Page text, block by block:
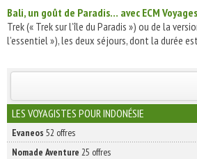
Bali, un goût de Paradis… avec ECM Voyages
Trek (« Trek sur l’île du Paradis ») ou de la
l’essentiel »), les deux séjours, dont la durée
INSCRIVEZ-VOUS | ABONNEZ-VOUS
LES VOYAGISTES POUR INDONÉSIE
Evaneos 52 offres
Nomade Aventure 25 offres